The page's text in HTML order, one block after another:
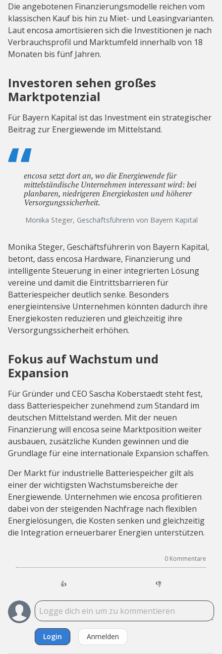
Die angebotenen Finanzierungsmodelle reichen vom
klassischen Kauf bis hin zu Miet- und Leasingvarianten.
Laut encosa amortisieren sich die Investitionen je nach
Verbrauchsprofil und Marktumfeld innerhalb von 18
Monaten bis fünf Jahren.
Investoren sehen großes
Marktpotenzial
Für Bayern Kapital ist das Investment ein strategischer
Beitrag zur Energiewende im Mittelstand.
encosa setzt dort an, wo die Energiewende für
mittelständische Unternehmen interessant wird: bei
planbaren, niedrigeren Energiekosten und höherer
Versorgungssicherheit.
Monika Steger, Geschäftsführerin von Bayern Kapital
Monika Steger, Geschäftsführerin von Bayern Kapital,
betont, dass encosa Hardware, Finanzierung und
intelligente Steuerung in einer integrierten Lösung
vereine und damit die Eintrittsbarrieren für
Batteriespeicher deutlich senke. Besonders
energieintensive Unternehmen könnten dadurch ihre
Energiekosten reduzieren und gleichzeitig ihre
Versorgungssicherheit erhöhen.
Fokus auf Wachstum und
Expansion
Für Gründer und CEO Sascha Koberstaedt steht fest,
dass Batteriespeicher zunehmend zum Standard im
deutschen Mittelstand werden. Mit der neuen
Finanzierung will encosa seine Marktposition weiter
ausbauen, zusätzliche Kunden gewinnen und die
Grundlage für eine internationale Expansion schaffen.
Der Markt für industrielle Batteriespeicher gilt als
einer der wichtigsten Wachstumsbereiche der
Energiewende. Unternehmen wie encosa profitieren
dabei von der steigenden Nachfrage nach flexiblen
Energielösungen, die Kosten senken und gleichzeitig
die Integration erneuerbarer Energien unterstützen.
0 Kommentare
👍 👎
Login Anmelden